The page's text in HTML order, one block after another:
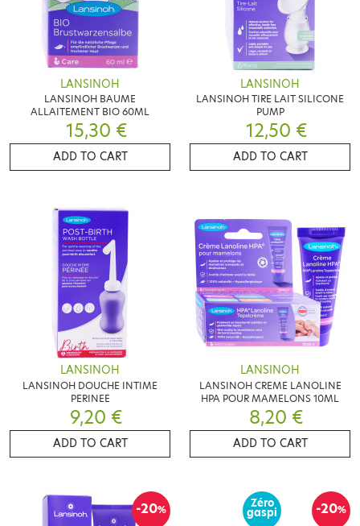
LANSINOH
LANSINOH BAUME
ALLAITEMENT BIO 60ML
15,30 €
ADD TO CART
LANSINOH
LANSINOH TIRE LAIT SILICONE
PUMP
12,50 €
ADD TO CART
LANSINOH
LANSINOH DOUCHE INTIME
PERINEE
9,20 €
ADD TO CART
LANSINOH
LANSINOH CREME LANOLINE
HPA POUR MAMELONS 10ML
8,20 €
ADD TO CART
-20% -20%
Zéro
gaspi